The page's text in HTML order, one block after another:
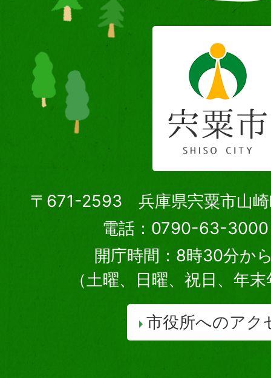
〒671-2593 兵庫県宍粟市山崎
電話：0790-63-3000
開庁時間：8時30分か
（土曜、日曜、祝日、年
市役所へのアク